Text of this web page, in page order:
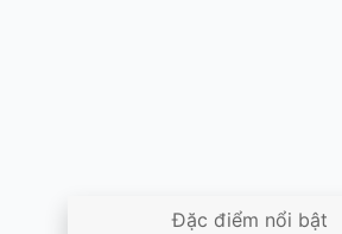
Đặc điểm nổi bật